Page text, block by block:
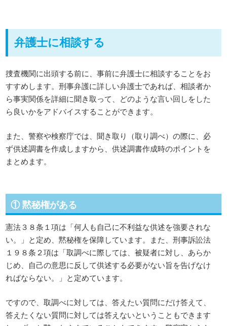
弁護士に相談する
捜査機関に出頭する前に、事前に弁護士に相談することをお
すすめします。刑事弁護に詳しい弁護士であれば、相談者か
ら事実関係を詳細に聞き取って、どのような言い回しをした
ら良いかをアドバイスすることができます。
また、警察や検察庁では、聞き取り（取り調べ）の際に、必
ず供述調書を作成しますから、供述調書作成時のポイントを
まとめます。
① 黙秘権がある
憲法３８条１項は「何人も自己に不利益な供述を強要されな
い。」と定め、黙秘権を保障しています。また、刑事訴訟法
１９８条２項は「取調べに際しては、被疑者に対し、あらか
じめ、自己の意思に反して供述する必要がない旨を告げなけ
ればならない。」と定めています。
ですので、取調べに対しては、答えたい質問にだけ答えて、
答えたくない質問に対しては答えないということもできます